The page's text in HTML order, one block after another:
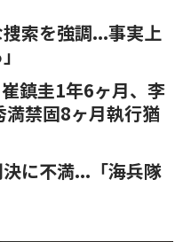
o
u
n
捜索を強調...事実上
鎮圭1年6ヶ月、李
禁固8ヶ月執行猶
に不満...「海兵隊